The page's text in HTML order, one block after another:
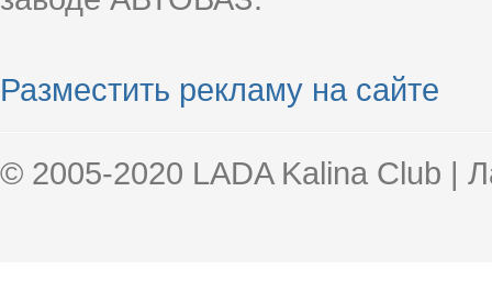
Разместить рекламу на сайте
© 2005-2020 LADA Kalina Club |